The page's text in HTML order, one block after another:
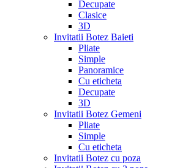
Decupate
Clasice
3D
Invitatii Botez Baieti
Pliate
Simple
Panoramice
Cu eticheta
Decupate
3D
Invitatii Botez Gemeni
Pliate
Simple
Cu eticheta
Invitatii Botez cu poza